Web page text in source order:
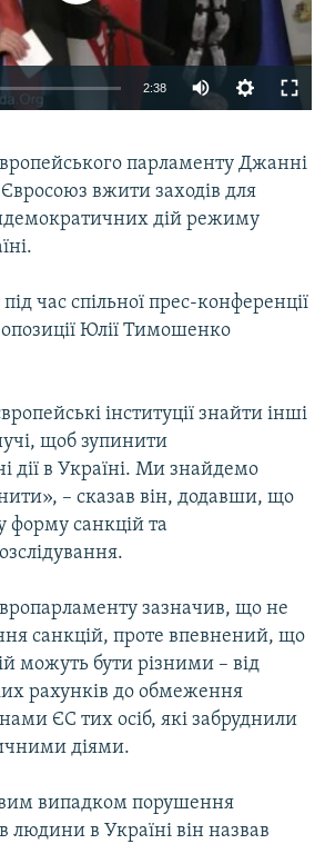
КРИМУ
2:38
парламенту Джанні
вжити заходів для
дій режиму
час спільної прес-конференції
Юлії Тимошенко
інституції знайти інші
щоб зупинити
дії в Україні. Ми знайдемо
– сказав він, додавши, що
форму санкцій та
зазначив, що не
санкцій, проте впевнений, що
можуть бути різними – від
рахунків до обмеження
ЄС тих осіб, які забруднили
діями.
випадком порушення
людини в Україні він назвав